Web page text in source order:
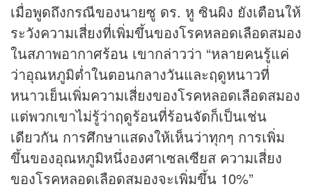
เมื่อพูดถึงกรณีของนายซู ดร. หู ซินผิง ยังเตือนให้
ระวังความเสี่ยงที่เพิ่มขึ้นของโรคหลอดเลือดสมอง
ในสภาพอากาศร้อน เขากล่าวว่า “หลายคนรู้แค่
ว่าอุณหภูมิต่ำในตอนกลางวันและฤดูหนาวที่
หนาวเย็นเพิ่มความเสี่ยงของโรคหลอดเลือดสมอง
แต่พวกเขาไม่รู้ว่าฤดูร้อนที่ร้อนจัดก็เป็นเช่น
เดียวกัน การศึกษาแสดงให้เห็นว่าทุกๆ การเพิ่ม
ขึ้นของอุณหภูมิหนึ่งองศาเซลเซียส ความเสี่ยง
ของโรคหลอดเลือดสมองจะเพิ่มขึ้น 10%”